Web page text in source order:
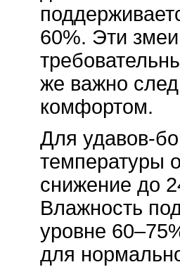
60%. Эти
же важно
комфортом.
Для удавов-
температуры
снижение до
Влажность
уровне
для